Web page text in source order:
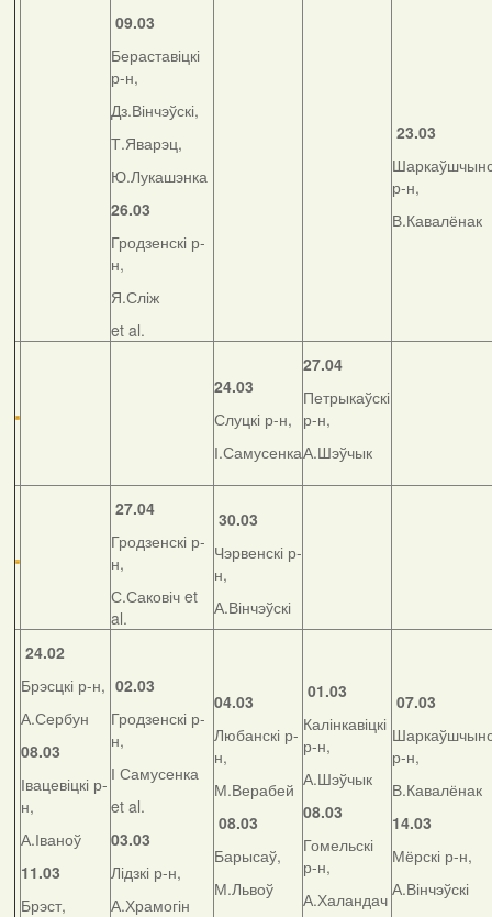
09.03
Бераставіцкі
р-н,
Дз.Вінчэўскі,
Т.Яварэц,
Ю.Лукашэнка
26.03
Гродзенскі р-
н,
Я.Сліж
et al.
23.03
р-н,
В.Кавалёнак
24.03
Слуцкі р-н,
І.Самусенка
27.04
Петрыкаўскі
р-н,
А.Шэўчык
27.04
Гродзенскі р-
н,
С.Саковіч et
al.
30.03
Чэрвенскі р-
н,
А.Вінчэўскі
24.02
Брэсцкі р-н,
А.Сербун
08.03
Івацевіцкі р-
н,
А.Іваноў
11.03
Брэст,
02.03
Гродзенскі р-
н,
І Самусенка
et al.
03.03
Лідзкі р-н,
А.Храмогін
04.03
Любанскі р-
н,
М.Верабей
08.03
Барысаў,
М.Львоў
01.03
Калінкавіцкі
р-н,
А.Шэўчык
08.03
Гомельскі
р-н,
А.Халандач
07.03
р-н,
В.Кавалёнак
14.03
Мёрскі р-н,
А.Вінчэўскі